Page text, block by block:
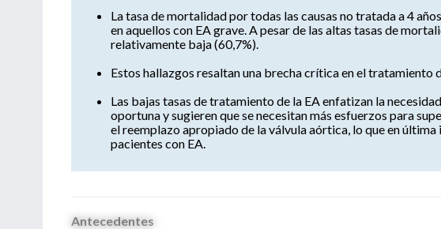
La tasa de mortalidad por todas las causas no tratada a 4
en aquellos con EA grave. A pesar de las altas tasas de
relativamente baja (60,7%).
Estos hallazgos resaltan una brecha crítica en el tratamiento
Las bajas tasas de tratamiento de la EA enfatizan la
oportuna y sugieren que se necesitan más esfuerzos para
el reemplazo apropiado de la válvula aórtica, lo que en
pacientes con EA.
Antecedentes